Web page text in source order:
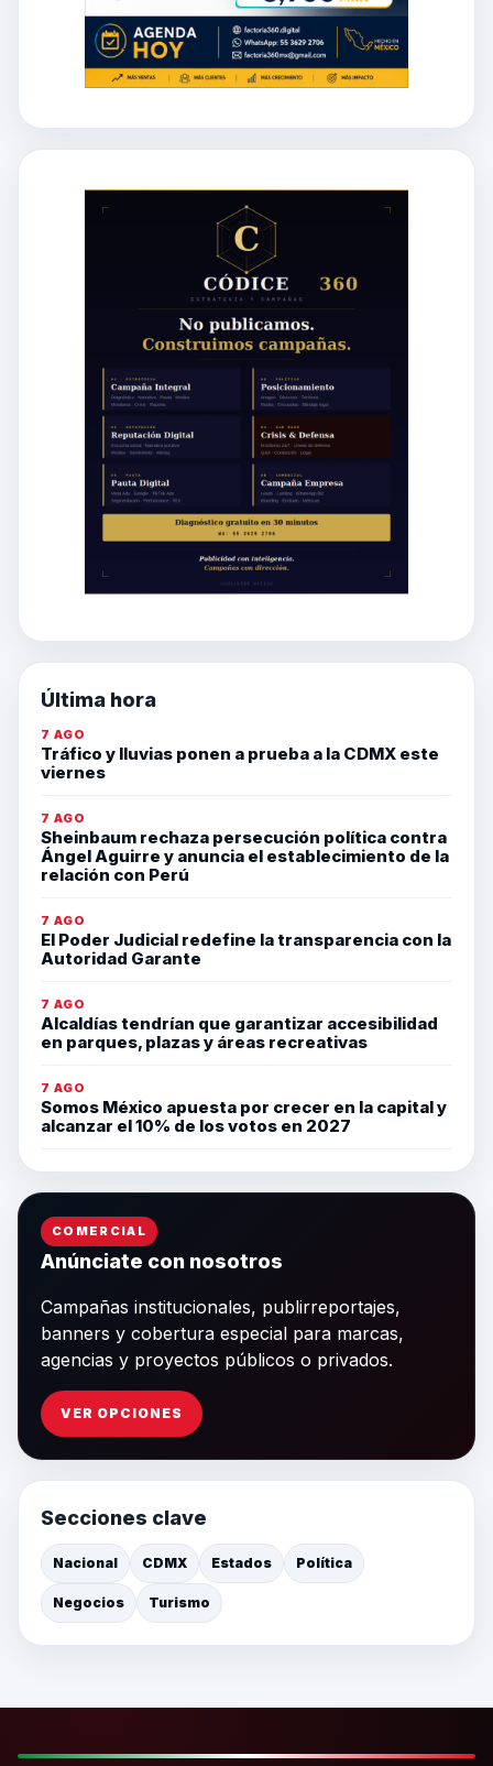
Última hora
7 AGO
Tráfico y lluvias ponen a prueba a la CDMX este
viernes
7 AGO
Sheinbaum rechaza persecución política contra
Ángel Aguirre y anuncia el establecimiento de la
relación con Perú
7 AGO
El Poder Judicial redefine la transparencia con la
Autoridad Garante
7 AGO
Alcaldías tendrían que garantizar accesibilidad
en parques, plazas y áreas recreativas
7 AGO
Somos México apuesta por crecer en la capital y
alcanzar el 10% de los votos en 2027
COMERCIAL
Anúnciate con nosotros
Campañas institucionales, publirreportajes,
banners y cobertura especial para marcas,
agencias y proyectos públicos o privados.
VER OPCIONES
Secciones clave
Nacional CDMX Estados Política
Negocios Turismo